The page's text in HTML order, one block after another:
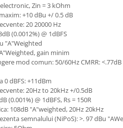
Zin = 3 kOhm
+10 dBu +/ 0.5 dB
20 20000 Hz
(0.0012%) @ 1dBFS
"A"Weighted
gain minim
mod comun: 50/60Hz CMRR: <.77dB
0 dBFS: +11dBm
20Hz to 20kHz +/0.5dB
(0.001%) @ 1dBFS, Rs = 150R
108dB "A"weighted, 20Hz 20kHz
semnalului (NiPoS): >. 97 dBu